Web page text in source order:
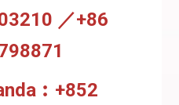
／+86